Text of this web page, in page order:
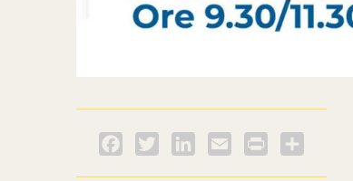
Facebook
Twitter LinkedInEmail PrintFriendly